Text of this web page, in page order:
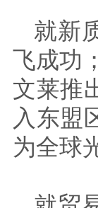
就新
飞成功
文莱推
入东盟
为全球